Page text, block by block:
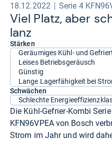
18.12.2022 Serie 4
Viel Platz, aber
lanz
Stärken
Geräumiges Kühl- und
Leises Betriebsgeräusch
Günstig
Lange Lagerfähigkeit bei
Schwächen
Schlechte
Die Kühl-Gefrier-Kombi
KFN96VPEA von Bosch
Strom im Jahr und wird